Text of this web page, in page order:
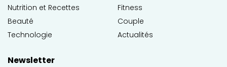
Nutrition et Recettes
Beauté
Technologie
Fitness
Couple
Actualités
Newsletter